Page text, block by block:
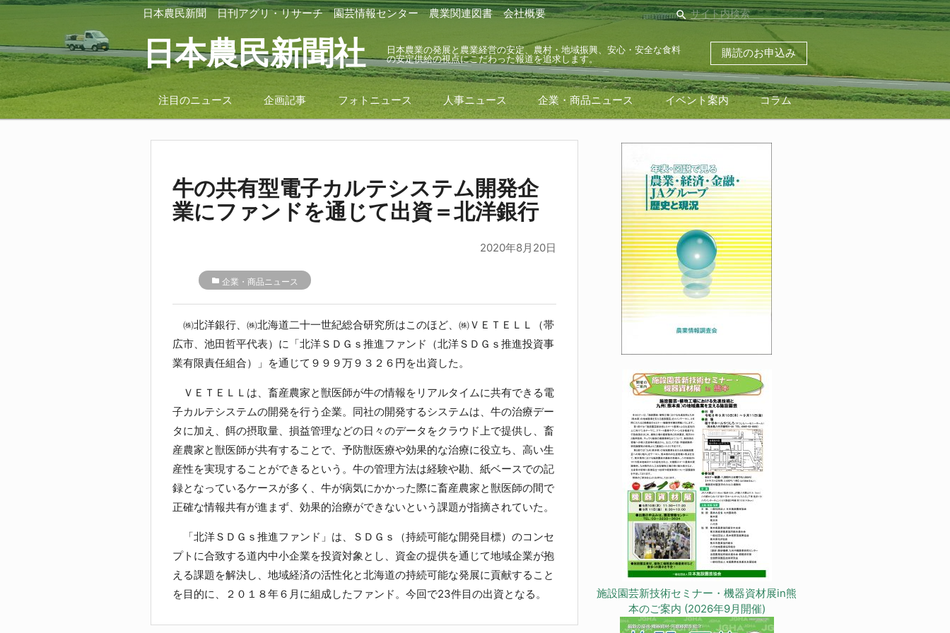
日本農民新聞 日刊アグリ・リサーチ 園芸情報センター 農業関連図書 会社概要 search
日本農民新聞社
日本農業の発展と農業経営の安定、農村・地域振興、安心・安全な食料
の安定供給の視点にこだわった報道を追求します。
購読のお申込み
注目のニュース 企画記事 フォトニュース 人事ニュース 企業・商品ニュース イベント案内 コラム
牛の共有型電子カルテシステム開発企
業にファンドを通じて出資＝北洋銀行
2020年8月20日
folder 企業・商品ニュース
㈱北洋銀行、㈱北海道二十一世紀総合研究所はこのほど、㈱ＶＥＴＥＬＬ（帯
広市、池田哲平代表）に「北洋ＳＤＧｓ推進ファンド（北洋ＳＤＧｓ推進投資事
業有限責任組合）」を通じて９９９万９３２６円を出資した。
ＶＥＴＥＬＬは、畜産農家と獣医師が牛の情報をリアルタイムに共有できる電
子カルテシステムの開発を行う企業。同社の開発するシステムは、牛の治療デー
タに加え、餌の摂取量、損益管理などの日々のデータをクラウド上で提供し、畜
産農家と獣医師が共有することで、予防獣医療や効果的な治療に役立ち、高い生
産性を実現することができるという。牛の管理方法は経験や勘、紙ベースでの記
録となっているケースが多く、牛が病気にかかった際に畜産農家と獣医師の間で
正確な情報共有が進まず、効果的治療ができないという課題が指摘されていた。
「北洋ＳＤＧｓ推進ファンド」は、ＳＤＧｓ（持続可能な開発目標）のコンセ
プトに合致する道内中小企業を投資対象とし、資金の提供を通じて地域企業が抱
える課題を解決し、地域経済の活性化と北海道の持続可能な発展に貢献すること
を目的に、２０１８年６月に組成したファンド。今回で23件目の出資となる。
施設園芸新技術セミナー・機器資材展in熊
本のご案内 (2026年9月開催)